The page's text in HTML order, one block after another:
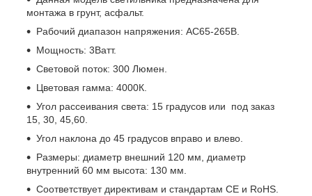
монтажа в грунт, асфальт.
Рабочий диапазон напряжения: АС65-265В.
Мощность: 3Ватт.
Световой поток: 300 Люмен.
Цветовая гамма: 4000К.
Угол рассеивания света: 15 градусов или под заказ
15, 30, 45,60.
Угол наклона до 45 градусов вправо и влево.
Размеры: диаметр внешний 120 мм, диаметр
внутренний 60 мм высота: 130 мм.
Соответствует директивам и стандартам CE и RoHS.